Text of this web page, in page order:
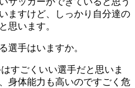
ますけど、しっかり自分達の
思います。
手はいますか。
すごくいい選手だと思いま
身体能力も高いのですごく危